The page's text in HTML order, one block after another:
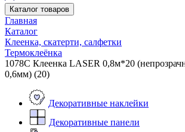
Каталог товаров
Главная
Каталог
Клеенка, скатерти, салфетки
Термоклеёнка
1078C Клеенка LASER 0,8м*20
0,6мм) (20)
Декоративные наклейки
Декоративные панели